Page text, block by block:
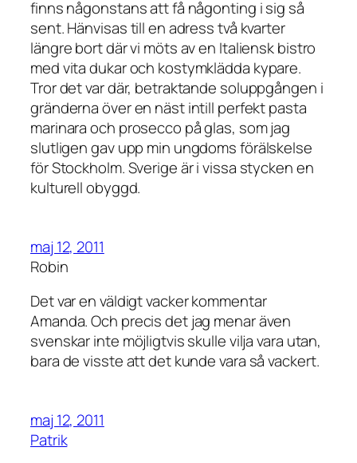
finns någonstans att få någonting i sig så
sent. Hänvisas till en adress två kvarter
längre bort där vi möts av en Italiensk bistro
med vita dukar och kostymklädda kypare.
Tror det var där, betraktande soluppgången i
gränderna över en näst intill perfekt pasta
marinara och prosecco på glas, som jag
slutligen gav upp min ungdoms förälskelse
för Stockholm. Sverige är i vissa stycken en
kulturell obyggd.
maj 12, 2011
Robin
Det var en väldigt vacker kommentar
Amanda. Och precis det jag menar även
svenskar inte möjligtvis skulle vilja vara utan,
bara de visste att det kunde vara så vackert.
maj 12, 2011
Patrik